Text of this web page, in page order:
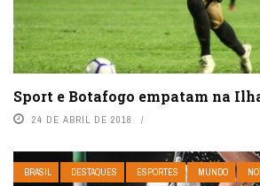
Sport e Botafogo empatam na
24 DE ABRIL DE 2018
BRASIL DESTAQUES ESPORTES MUNDO